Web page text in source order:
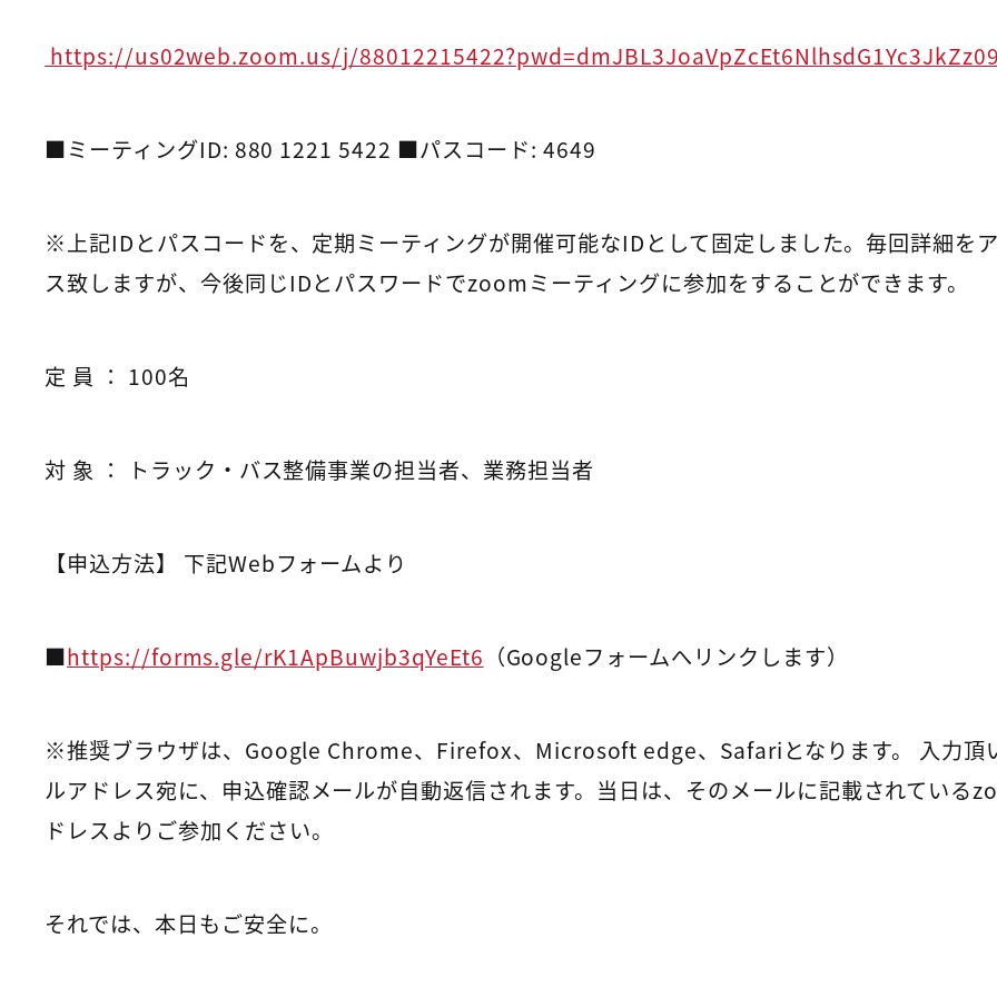
https://us02web.zoom.us/j/88012215422?pwd=dmJBL3JoaVpZcEt6NlhsdG1Yc3JkZz09
■ミーティングID: 880 1221 5422 ■パスコード: 4649
※上記IDとパスコードを、定期ミーティングが開催可能なIDとして固定しました。毎回詳細を
ス致しますが、今後同じIDとパスワードでzoomミーティングに参加をすることができます。
定 員 ： 100名
対 象 ： トラック・バス整備事業の担当者、業務担当者
【申込方法】 下記Webフォームより
■https://forms.gle/rK1ApBuwjb3qYeEt6 （Googleフォームへリンクします）
※推奨ブラウザは、Google Chrome、Firefox、Microsoft edge、Safariとなります。 入力頂
ルアドレス宛に、申込確認メールが自動返信されます。当日は、そのメールに記載されている
ドレスよりご参加ください。
それでは、本日もご安全に。